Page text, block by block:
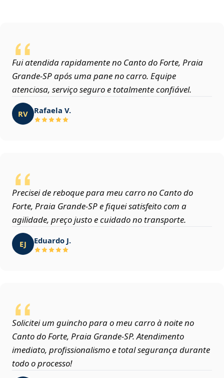
Fui atendida rapidamente no Canto do Forte, Praia
Grande‑SP após uma pane no carro. Equipe
atenciosa, serviço seguro e totalmente confiável.
RV Rafaela V.
Precisei de reboque para meu carro no Canto do
Forte, Praia Grande‑SP e fiquei satisfeito com a
agilidade, preço justo e cuidado no transporte.
EJ Eduardo J.
Solicitei um guincho para o meu carro à noite no
Canto do Forte, Praia Grande‑SP. Atendimento
imediato, profissionalismo e total segurança durante
todo o processo!